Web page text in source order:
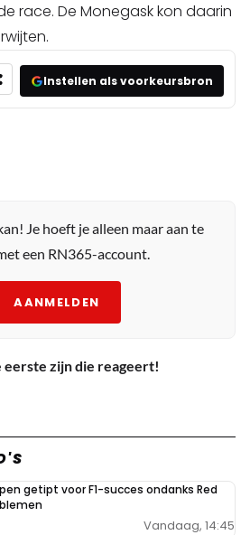
race. De Monegask kon daarin
Instellen als voorkeursbron
Je hoeft je alleen maar aan te
een RN365-account.
AANMELDEN
eerste zijn die reageert!
getipt voor F1-succes ondanks Red
Vandaag, 14:45